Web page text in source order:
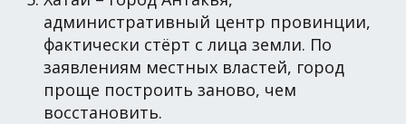
административный центр провинции,
фактически стёрт с лица земли. По
заявлениям местных властей, город
проще построить заново, чем
восстановить.